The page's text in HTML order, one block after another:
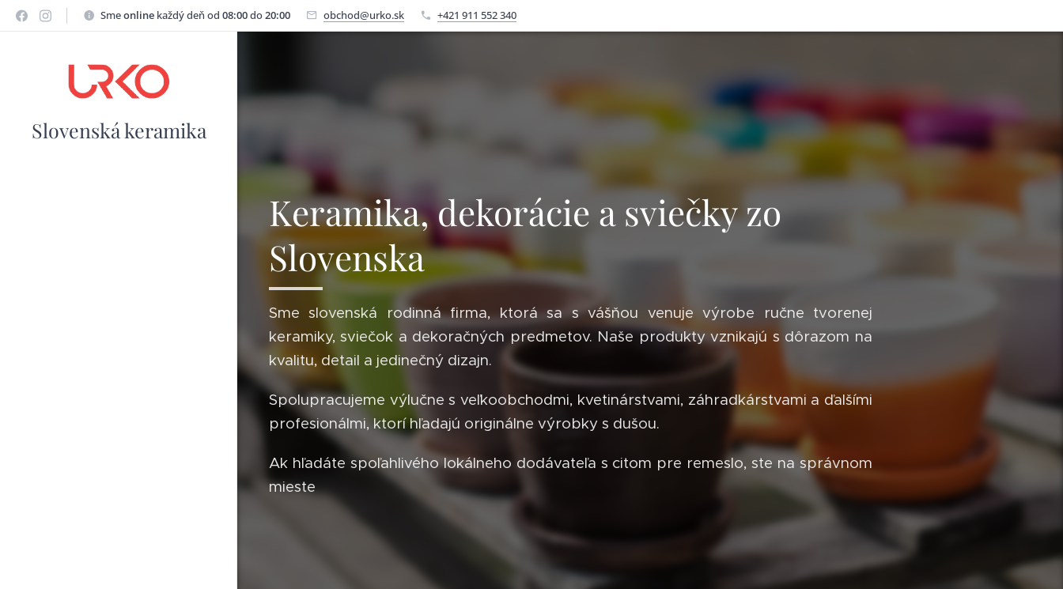
Smeonline každý deň od 08:00do20:00 obchod@urko.sk +421 911 552 340
Slovenská keramika
Keramika, dekorácie a sviečky zo
Slovenska
Sme slovenská rodinná firma, ktorá sa s vášňou venuje výrobe ručne tvorenej
keramiky, sviečok a dekoračných predmetov. Naše produkty vznikajú s dôrazom na
kvalitu, detail a jedinečný dizajn.
Spolupracujeme výlučne s veľkoobchodmi, kvetinárstvami, záhradkárstvami a ďalšími
profesionálmi, ktorí hľadajú originálne výrobky s dušou.
Ak hľadáte spoľahlivého lokálneho dodávateľa s citom pre remeslo, ste na správnom
mieste